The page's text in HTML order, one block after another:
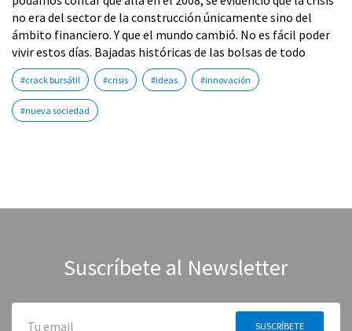
no era del sector de la construcción únicamente sino del
ámbito financiero. Y que el mundo cambió. No es fácil poder
vivir estos días. Bajadas históricas de las bolsas de todo
#crack bursátil #crisis #ideas #innovación
#nueva sociedad
Suscríbete al Newsletter